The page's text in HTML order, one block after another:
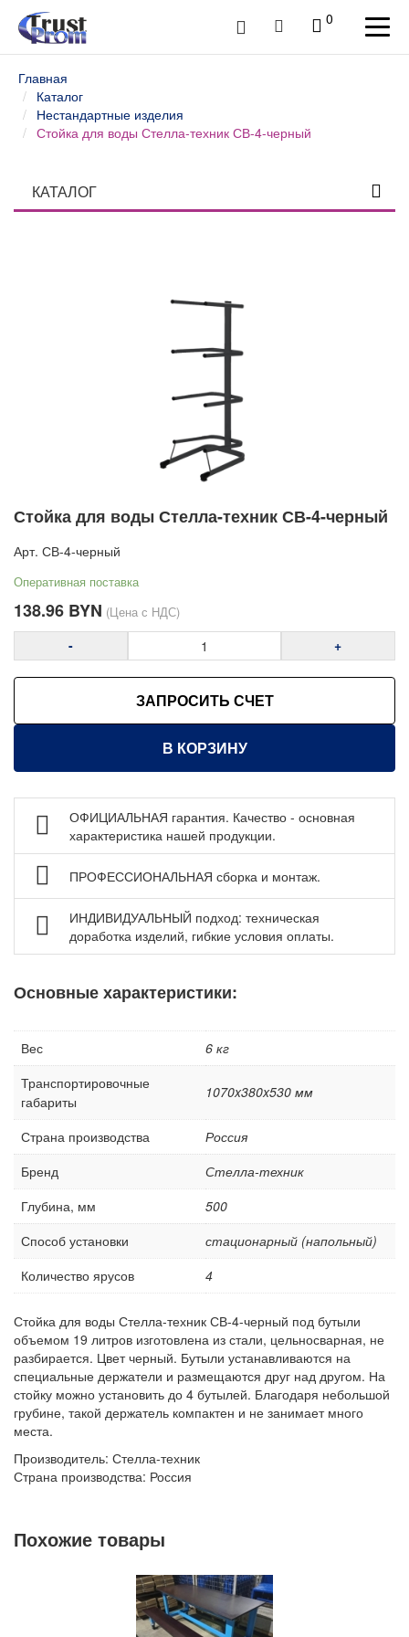
0
Главная
Каталог
Нестандартные изделия
Стойка для воды Стелла-техник СВ-4-черный
КАТАЛОГ
Шкафы инструментальные
Тумбы, шкафы и тележки диагностические /
Антистатическая мебель ESD
Мебель для чистых помещений
Перфорированные панели, подвесы и крюки
Хранение метизов и мелких деталей
Пластиковые лотки и ячейки
Стеллажи металлические
Сейфы
Рабочие стулья
Тележки ручные для перевозки грузов
Контейнеры производственные
Грузоподъемное оборудование
Нестандартные изделия
Платформы подкатные SF
Стойка для воды Стелла-техник СВ-4-черный
Арт. СВ-4-черный
Оперативная поставка
138.96 BYN (Цена с НДС)
- +
ЗАПРОСИТЬ СЧЕТ
В КОРЗИНУ
ОФИЦИАЛЬНАЯ гарантия. Качество - основная
характеристика нашей продукции.
ПРОФЕССИОНАЛЬНАЯ сборка и монтаж.
ИНДИВИДУАЛЬНЫЙ подход: техническая
доработка изделий, гибкие условия оплаты.
Основные характеристики:
Вес
6 кг
Транспортировочные
габариты
1070x380x530 мм
Страна производства
Россия
Бренд
Стелла-техник
Глубина, мм
500
Способ установки
стационарный (напольный)
Количество ярусов
4
Стойка для воды Стелла-техник СВ-4-черный под бутыли
объемом 19 литров изготовлена из стали, цельносварная, не
разбирается. Цвет черный. Бутыли устанавливаются на
специальные держатели и размещаются друг над другом. На
стойку можно установить до 4 бутылей. Благодаря небольшой
грубине, такой держатель компактен и не занимает много
места.
Производитель: Стелла-техник
Страна производства: Россия
Похожие товары